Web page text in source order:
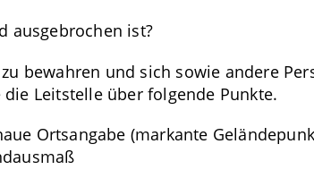
ausgebrochen ist?
bewahren und sich sowie andere
Leitstelle über folgende Punkte.
Ortsangabe (markante